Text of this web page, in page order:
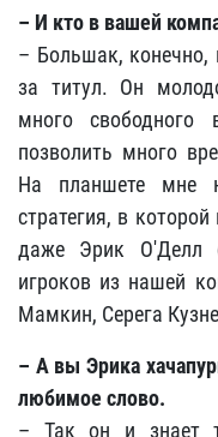
– И кто в вашей
– Большак,
за титул. Он
много свободного
позволить много
На планшете мне
стратегия, в
даже Эрик О'Делл
игроков из нашей
Мамкин, Серега
– А вы Эрика
любимое слово.
– Так он и знает